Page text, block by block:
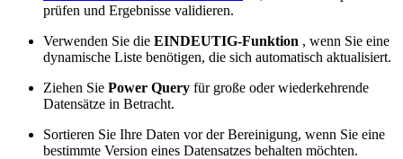
prüfen und Ergebnisse validieren.
Verwenden Sie die EINDEUTIG-Funktion , wenn Sie eine
dynamische Liste benötigen, die sich automatisch aktualisiert.
Ziehen Sie Power Query für große oder wiederkehrende
Datensätze in Betracht.
Sortieren Sie Ihre Daten vor der Bereinigung, wenn Sie eine
bestimmte Version eines Datensatzes behalten möchten.